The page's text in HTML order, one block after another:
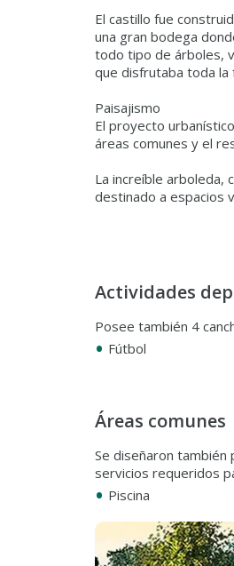
El castillo fue
una gran bodega
todo tipo de árboles,
que disfrutaba toda la
Paisajismo
El proyecto
áreas comunes y el
La increíble arboleda,
Actividades
Posee también 4
• Fútbol
Áreas comunes
Se diseñaron
servicios requeridos
• Piscina